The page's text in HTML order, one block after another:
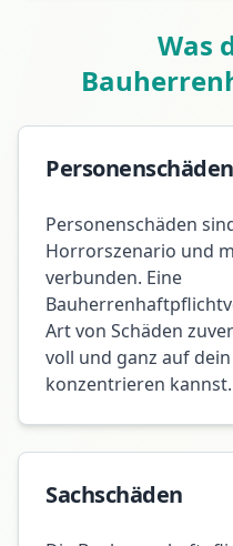
Was
Personenschäden
Personenschäden
Horrorszenario und
verbunden. Eine
Art von Schäden
voll und ganz auf
konzentrieren kannst.
Sachschäden